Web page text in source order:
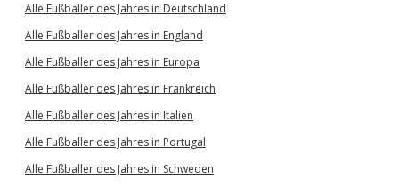
Alle Fußballer des Jahres in Deutschland
Alle Fußballer des Jahres in England
Alle Fußballer des Jahres in Europa
Alle Fußballer des Jahres in Frankreich
Alle Fußballer des Jahres in Italien
Alle Fußballer des Jahres in Portugal
Alle Fußballer des Jahres in Schweden